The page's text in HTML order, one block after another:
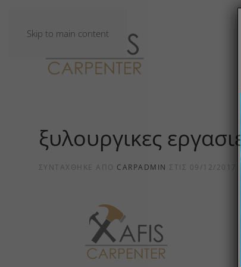
Skip to main content
ξυλουργικες εργασιες
ΣΥΝΤΆΧΘΗΚΕ ΑΠΌ CARPADMIN ΣΤΙΣ 09/12/2017